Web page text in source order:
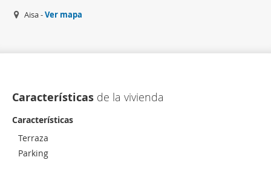
Aisa -Ver mapa
Características de la vivienda
Características
Terraza
Parking